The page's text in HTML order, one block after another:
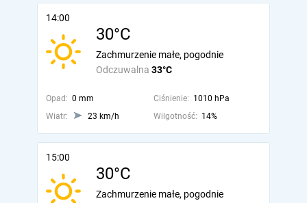
14:00
30°C
Odczuwalna 33°C
Zachmurzenie małe, pogodnie
Opad: 0 mm Ciśnienie: 1010 hPa
Wiatr:
23 km/h Wilgotność: 14%
15:00
30°C
Zachmurzenie małe, pogodnie